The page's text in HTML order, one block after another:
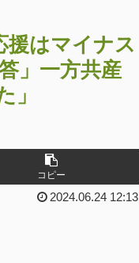
援はマイナス
」一方共産
」
コピー
2024.06.24 12:13